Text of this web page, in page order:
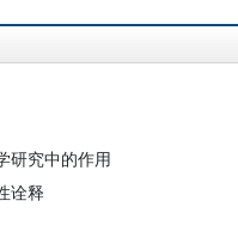
研究中的作用
诠释